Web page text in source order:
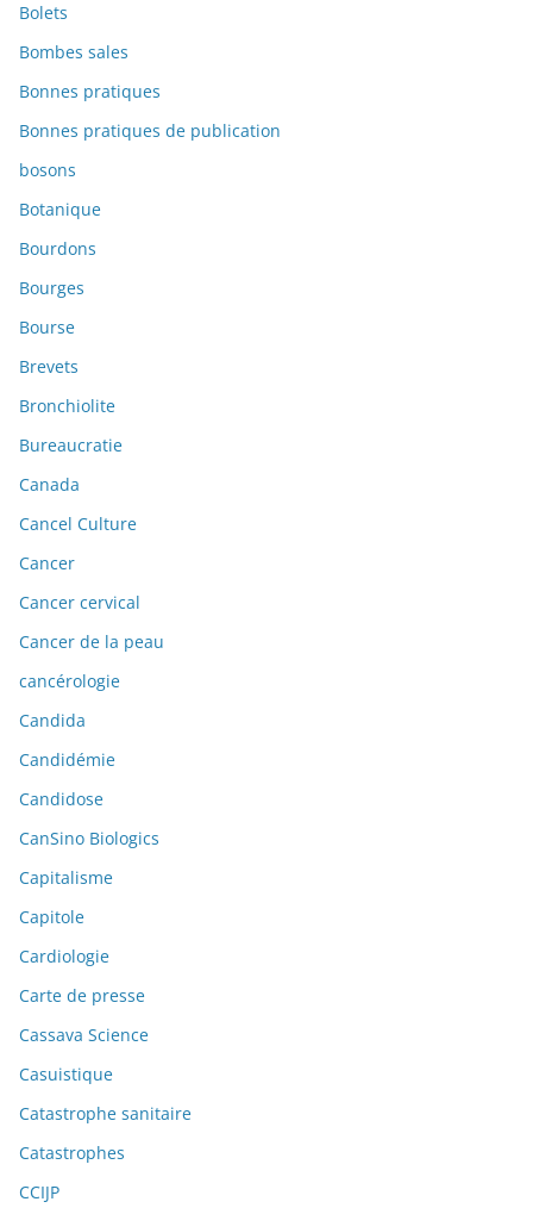
Bolets
Bombes sales
Bonnes pratiques
Bonnes pratiques de publication
bosons
Botanique
Bourdons
Bourges
Bourse
Brevets
Bronchiolite
Bureaucratie
Canada
Cancel Culture
Cancer
Cancer cervical
Cancer de la peau
cancérologie
Candida
Candidémie
Candidose
CanSino Biologics
Capitalisme
Capitole
Cardiologie
Carte de presse
Cassava Science
Casuistique
Catastrophe sanitaire
Catastrophes
CCIJP